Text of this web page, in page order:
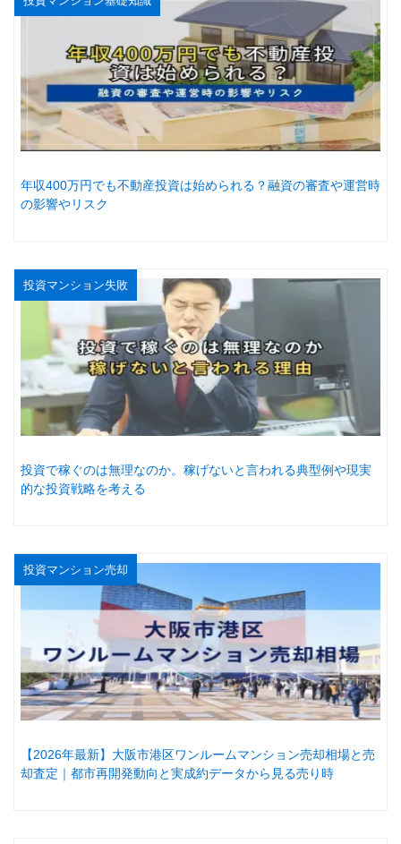
年収400万円でも不動産投資は始められる？融資の審査や運営時
の影響やリスク
投資マンション失敗
投資で稼ぐのは無理なのか。稼げないと言われる典型例や現実
的な投資戦略を考える
投資マンション売却
【2026年最新】大阪市港区ワンルームマンション売却相場と売
却査定｜都市再開発動向と実成約データから見る売り時